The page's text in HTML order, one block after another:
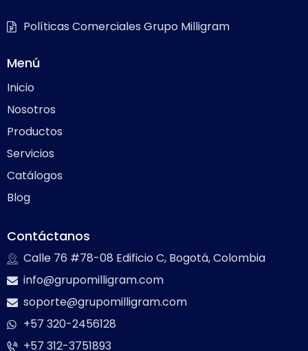
Políticas Comerciales Grupo Milligram
Menú
Inicio
Nosotros
Productos
Servicios
Catálogos
Blog
Contáctanos
Calle 76 #78-08 Edificio C, Bogotá, Colombia
info@grupomilligram.com
soporte@grupomilligram.com
+57 320-2456128
+57 312-3751893